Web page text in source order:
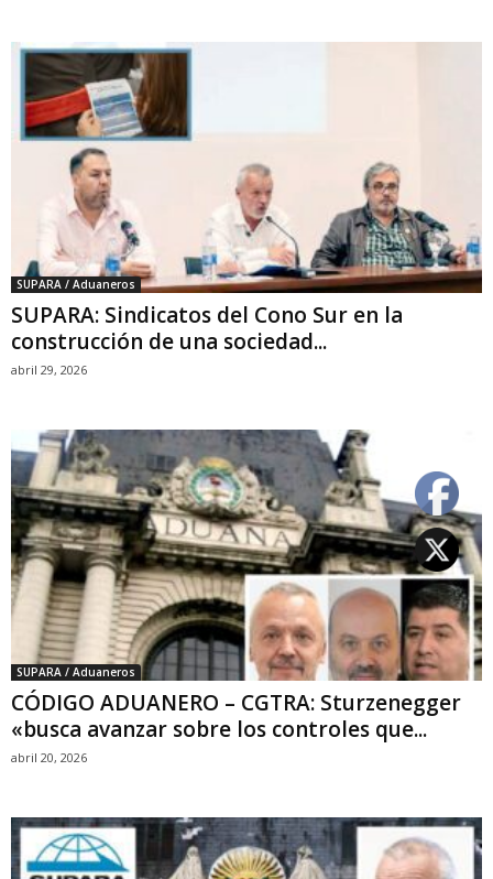
SUPARA / Aduaneros
SUPARA: Sindicatos del Cono Sur en la
construcción de una sociedad...
abril 29, 2026
SUPARA / Aduaneros
CÓDIGO ADUANERO – CGTRA: Sturzenegger
«busca avanzar sobre los controles que...
abril 20, 2026